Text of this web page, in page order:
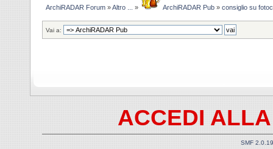
ArchiRADAR Forum »Altro ... » ArchiRADAR Pub »consiglio su
Vai a:
ACCEDI
SMF 2.0.19